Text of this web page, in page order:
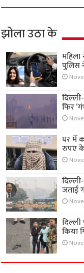
झोला उठा के
पुलिस
फिर
घर में
रुपए
जताई
किया